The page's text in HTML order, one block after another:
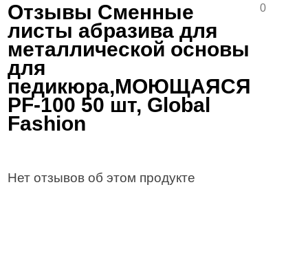
Отзывы Сменные
листы абразива для
металлической основы
для
педикюра,МОЮЩАЯСЯ
PF-100 50 шт, Global
Fashion
0
Нет отзывов об этом продукте